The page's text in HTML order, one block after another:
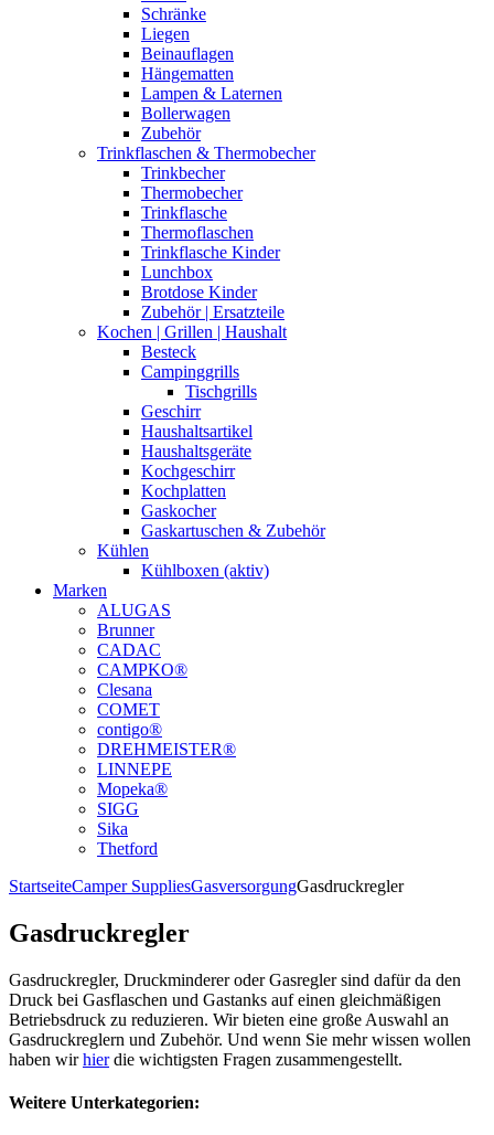
Schränke
Liegen
Beinauflagen
Hängematten
Lampen & Laternen
Bollerwagen
Zubehör
Trinkflaschen & Thermobecher
Trinkbecher
Thermobecher
Trinkflasche
Thermoflaschen
Trinkflasche Kinder
Lunchbox
Brotdose Kinder
Zubehör | Ersatzteile
Kochen | Grillen | Haushalt
Besteck
Campinggrills
Tischgrills
Geschirr
Haushaltsartikel
Haushaltsgeräte
Kochgeschirr
Kochplatten
Gaskocher
Gaskartuschen & Zubehör
Kühlen
Kühlboxen (aktiv)
Marken
ALUGAS
Brunner
CADAC
CAMPKO®
Clesana
COMET
contigo®
DREHMEISTER®
LINNEPE
Mopeka®
SIGG
Sika
Thetford
StartseiteCamper SuppliesGasversorgungGasdruckregler
Gasdruckregler
Gasdruckregler, Druckminderer oder Gasregler sind dafür da den
Druck bei Gasflaschen und Gastanks auf einen gleichmäßigen
Betriebsdruck zu reduzieren. Wir bieten eine große Auswahl an
Gasdruckreglern und Zubehör. Und wenn Sie mehr wissen wollen
haben wirhierdie wichtigsten Fragen zusammengestellt.
Weitere Unterkategorien: